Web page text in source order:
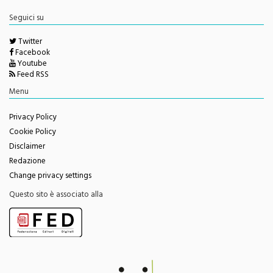
Seguici su
Twitter
Facebook
Youtube
Feed RSS
Menu
Privacy Policy
Cookie Policy
Disclaimer
Redazione
Change privacy settings
Questo sito è associato alla